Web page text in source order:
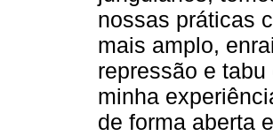
nossas práticas
mais amplo,
repressão e
minha
de forma aberta